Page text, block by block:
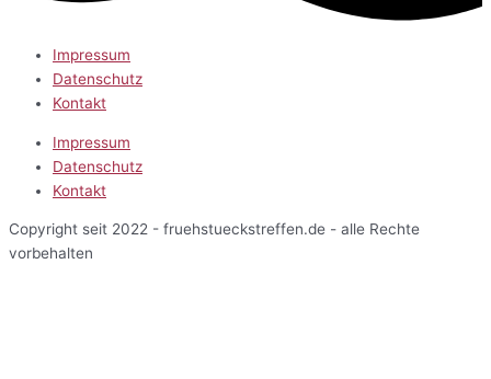
Impressum
Datenschutz
Kontakt
Impressum
Datenschutz
Kontakt
Copyright seit 2022 - fruehstueckstreffen.de - alle Rechte
vorbehalten